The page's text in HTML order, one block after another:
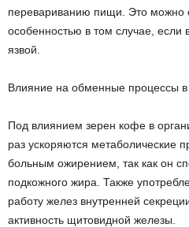
перевариванию пищи. Это можно
особенностью в том случае, если
язвой.
Влияние на обменные процессы в
Под влиянием зерен кофе в
раз ускоряются метаболические
больным ожирением, так как он
подкожного жира. Также
работу желез внутренней
активность щитовидной железы.